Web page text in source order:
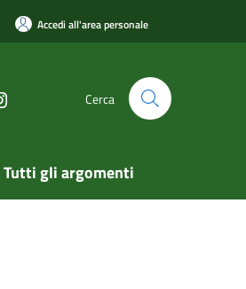
Accedi all'area personale
Cerca
Tutti gli argomenti